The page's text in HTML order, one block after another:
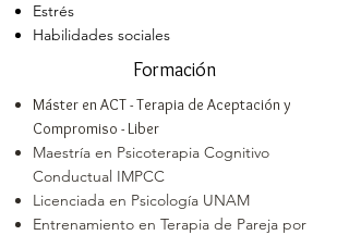
Estrés
Habilidades sociales
Formación
Máster en ACT - Terapia de Aceptación y
Compromiso - Liber
Maestría en Psicoterapia Cognitivo
Conductual IMPCC
Licenciada en Psicología UNAM
Entrenamiento en Terapia de Pareja por